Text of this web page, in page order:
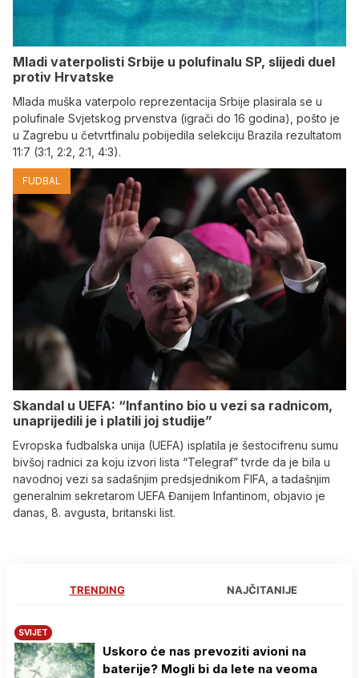
Mladi vaterpolisti Srbije u polufinalu SP, slijedi duel
protiv Hrvatske
Mlada muška vaterpolo reprezentacija Srbije plasirala se u
polufinale Svjetskog prvenstva (igrači do 16 godina), pošto je
u Zagrebu u četvrtfinalu pobijedila selekciju Brazila rezultatom
11:7 (3:1, 2:2, 2:1, 4:3).
FUDBAL
Skandal u UEFA: “Infantino bio u vezi sa radnicom,
unaprijedili je i platili joj studije”
Evropska fudbalska unija (UEFA) isplatila je šestocifrenu sumu
bivšoj radnici za koju izvori lista “Telegraf” tvrde da je bila u
navodnoj vezi sa sadašnjim predsjednikom FIFA, a tadašnjim
generalnim sekretarom UEFA Đanijem Infantinom, objavio je
danas, 8. avgusta, britanski list.
TRENDING NAJČITANIJE
SVIJET
Uskoro će nas prevoziti avioni na
baterije? Mogli bi da lete na veoma